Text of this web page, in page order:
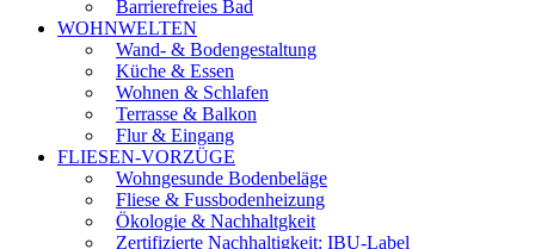
Barrierefreies Bad
WOHNWELTEN
Wand- & Bodengestaltung
Küche & Essen
Wohnen & Schlafen
Terrasse & Balkon
Flur & Eingang
FLIESEN-VORZÜGE
Wohngesunde Bodenbeläge
Fliese & Fussbodenheizung
Ökologie & Nachhaltgkeit
Zertifizierte Nachhaltigkeit: IBU-Label